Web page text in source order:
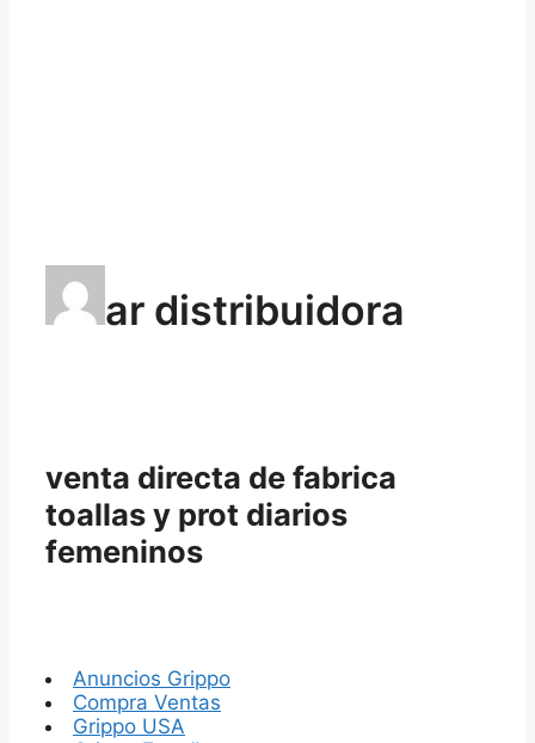
ar distribuidora
venta directa de fabrica
toallas y prot diarios
femeninos
Anuncios Grippo
Compra Ventas
Grippo USA